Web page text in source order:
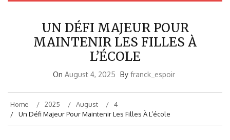
UN DÉFI MAJEUR POUR
MAINTENIR LES FILLES À
L’ÉCOLE
On August 4, 2025 By franck_espoir
Home 2025 August
4
Un Défi Majeur Pour Maintenir Les Filles À L’école